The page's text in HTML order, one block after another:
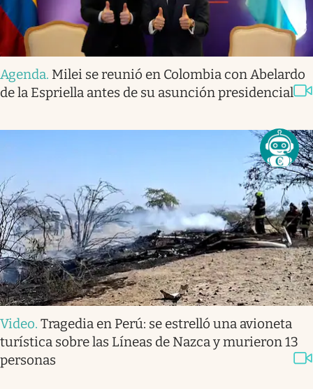
Agenda. Milei se reunió en Colombia con Abelardo
de la Espriella antes de su asunción presidencial
Video. Tragedia en Perú: se estrelló una avioneta
turística sobre las Líneas de Nazca y murieron 13
personas